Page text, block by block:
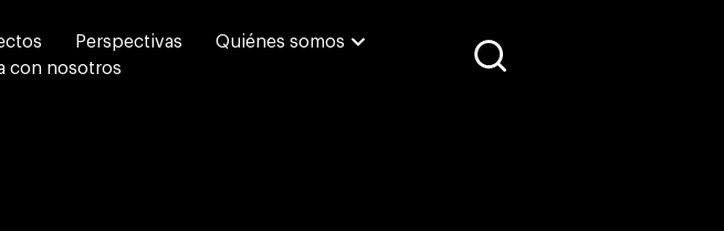
Perspectivas
Quiénes somos
con nosotros